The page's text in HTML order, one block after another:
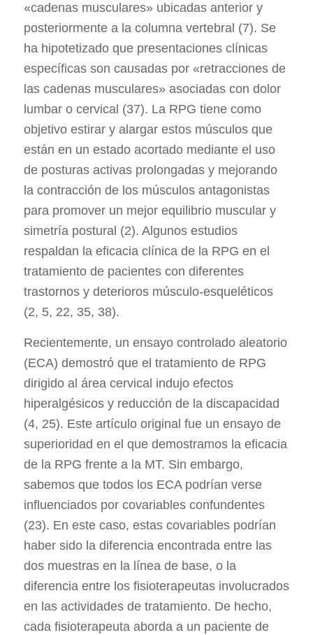
«cadenas musculares» ubicadas anterior y
posteriormente a la columna vertebral (7). Se
ha hipotetizado que presentaciones clínicas
específicas son causadas por «retracciones de
las cadenas musculares» asociadas con dolor
lumbar o cervical (37). La RPG tiene como
objetivo estirar y alargar estos músculos que
están en un estado acortado mediante el uso
de posturas activas prolongadas y mejorando
la contracción de los músculos antagonistas
para promover un mejor equilibrio muscular y
simetría postural (2). Algunos estudios
respaldan la eficacia clínica de la RPG en el
tratamiento de pacientes con diferentes
trastornos y deterioros músculo-esqueléticos
(2, 5, 22, 35, 38).
Recientemente, un ensayo controlado aleatorio
(ECA) demostró que el tratamiento de RPG
dirigido al área cervical indujo efectos
hiperalgésicos y reducción de la discapacidad
(4, 25). Este artículo original fue un ensayo de
superioridad en el que demostramos la eficacia
de la RPG frente a la MT. Sin embargo,
sabemos que todos los ECA podrían verse
influenciados por covariables confundentes
(23). En este caso, estas covariables podrían
haber sido la diferencia encontrada entre las
dos muestras en la línea de base, o la
diferencia entre los fisioterapeutas involucrados
en las actividades de tratamiento. De hecho,
cada fisioterapeuta aborda a un paciente de